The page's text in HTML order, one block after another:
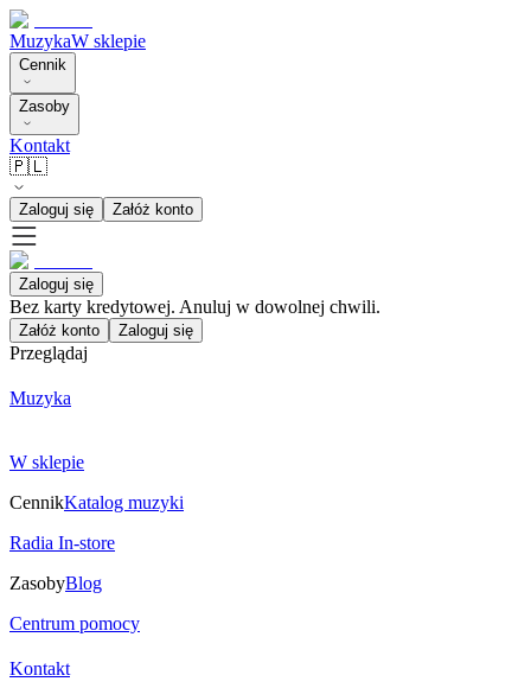
MuzykaW sklepie
Cennik
Zasoby
Kontakt
🇵🇱
Zaloguj się Załóż konto
Zaloguj się
Bez karty kredytowej. Anuluj w dowolnej chwili.
Załóż konto Zaloguj się
Przeglądaj
Muzyka
W sklepie
CennikKatalog muzyki
Radia In-store
ZasobyBlog
Centrum pomocy
Kontakt